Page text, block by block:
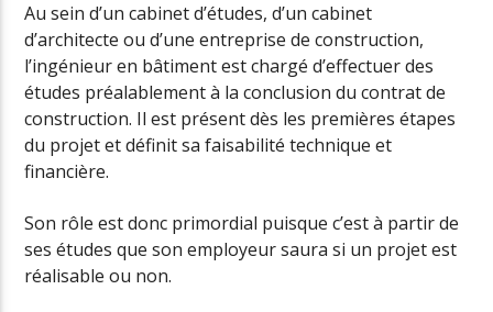
Au sein d’un cabinet d’études, d’un cabinet
d’architecte ou d’une entreprise de construction,
l’ingénieur en bâtiment est chargé d’effectuer des
études préalablement à la conclusion du contrat de
construction. Il est présent dès les premières étapes
du projet et définit sa faisabilité technique et
financière.
Son rôle est donc primordial puisque c’est à partir de
ses études que son employeur saura si un projet est
réalisable ou non.